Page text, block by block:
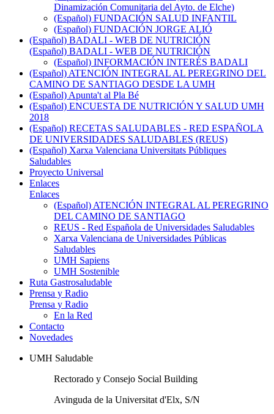
Dinamización Comunitaria del Ayto. de Elche)
(Español) FUNDACIÓN SALUD INFANTIL
(Español) FUNDACIÓN JORGE ALIÓ
(Español) BADALI - WEB DE NUTRICIÓN
(Español) BADALI - WEB DE NUTRICIÓN
(Español) INFORMACIÓN INTERÉS BADALI
(Español) ATENCIÓN INTEGRAL AL PEREGRINO DEL
CAMINO DE SANTIAGO DESDE LA UMH
(Español) Apunta't al Pla Bé
(Español) ENCUESTA DE NUTRICIÓN Y SALUD UMH
2018
(Español) RECETAS SALUDABLES - RED ESPAÑOLA
DE UNIVERSIDADES SALUDABLES (REUS)
(Español) Xarxa Valenciana Universitats Públiques
Saludables
Proyecto Universal
Enlaces
Enlaces
(Español) ATENCIÓN INTEGRAL AL PEREGRINO
DEL CAMINO DE SANTIAGO
REUS - Red Española de Universidades Saludables
Xarxa Valenciana de Universidades Públicas
Saludables
UMH Sapiens
UMH Sostenible
Ruta Gastrosaludable
Prensa y Radio
Prensa y Radio
En la Red
Contacto
Novedades
UMH Saludable
Rectorado y Consejo Social Building
Avinguda de la Universitat d'Elx, S/N